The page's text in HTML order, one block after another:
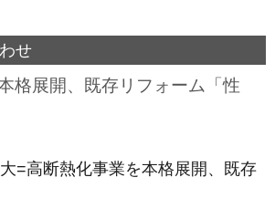
せ
格展開、既存リフォーム「性
=高断熱化事業を本格展開、既存